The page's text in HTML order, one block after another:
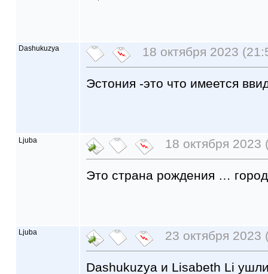
Dashukuzya 18 октября 2023
Эстония -это что имеется
Ljuba 18 октября 2023
Это страна рождения …
Ljuba 23 октября 2023
Dashukuzya и Lisabeth Li